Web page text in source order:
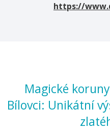
https://
Magické
Bílovci: Unikátní